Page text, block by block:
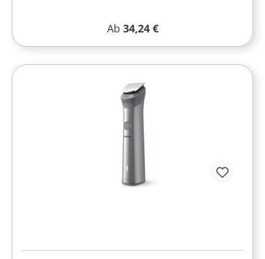
Regulärer Preis:
Ab 34,24 €